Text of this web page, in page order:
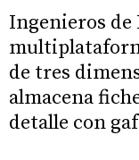
Ingenieros de
de tres
almacena
detalle con